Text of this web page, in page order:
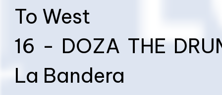
To West
16 - DOZA THE
La Bandera